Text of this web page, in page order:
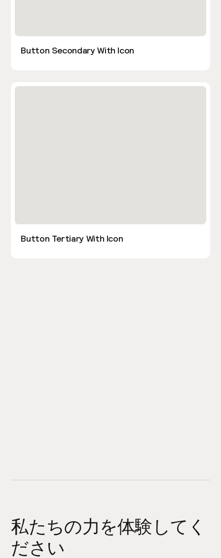
Button Secondary With Icon
Button Tertiary With Icon
私たちの力を体験してく
ださい